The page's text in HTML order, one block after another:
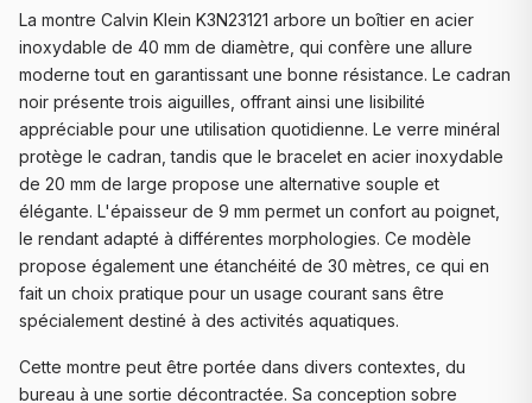
La montre Calvin Klein K3N23121 arbore un boîtier en acier
inoxydable de 40 mm de diamètre, qui confère une allure
moderne tout en garantissant une bonne résistance. Le cadran
noir présente trois aiguilles, offrant ainsi une lisibilité
appréciable pour une utilisation quotidienne. Le verre minéral
protège le cadran, tandis que le bracelet en acier inoxydable
de 20 mm de large propose une alternative souple et
élégante. L'épaisseur de 9 mm permet un confort au poignet,
le rendant adapté à différentes morphologies. Ce modèle
propose également une étanchéité de 30 mètres, ce qui en
fait un choix pratique pour un usage courant sans être
spécialement destiné à des activités aquatiques.
Cette montre peut être portée dans divers contextes, du
bureau à une sortie décontractée. Sa conception sobre